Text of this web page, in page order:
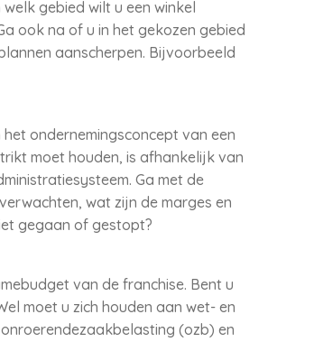
gebied wilt u een winkel
ook na of u in het gekozen gebied
aanscherpen. Bijvoorbeeld
ondernemingsconcept van een
moet houden, is afhankelijk van
Ga met de
wat zijn de marges en
gegaan of gestopt?
van de franchise. Bent u
moet u zich houden aan wet- en
(ozb) en